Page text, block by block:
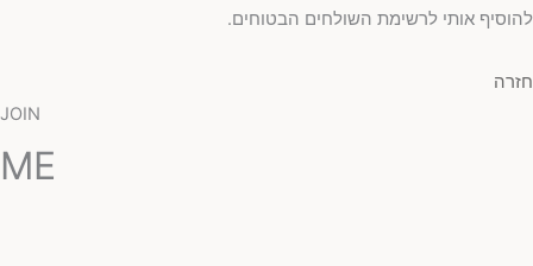
להוסיף אותי לרשימת השולחים הבטוחים.
חזרה
JOIN
ME